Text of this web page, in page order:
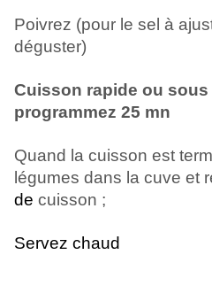
Poivrez (pour le sel à
déguster)
Cuisson rapide ou
programmez 25 mn
Quand la cuisson est
légumes dans la cuve et
de cuisson ;
Servez chaud